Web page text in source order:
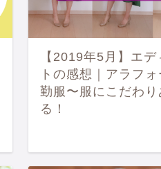
【2019年5月】エ
トの感想｜アラフ
勤服〜服にこだわ
る！